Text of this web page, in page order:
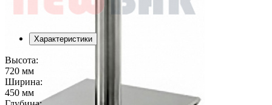
Характеристики
Высота:
720 мм
Ширина:
450 мм